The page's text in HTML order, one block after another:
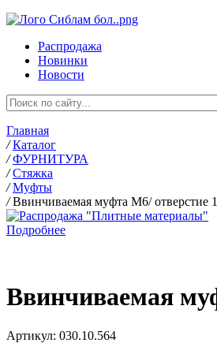
Распродажа
Новинки
Новости
Главная
/ Каталог
/ ФУРНИТУРА
/ Стяжка
/ Муфты
/ Ввинчиваемая муфта М6/
Подробнее
Ввинчиваемая
Артикул: 030.10.564